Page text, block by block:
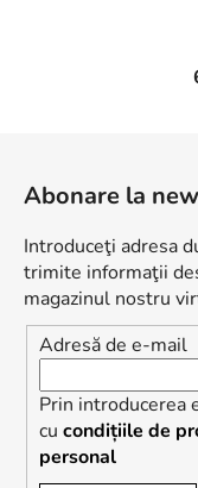
Abonare la
Introduceţi adresa
trimite informaţii
magazinul nostru
Adresă de e-mail
Prin introducerea
cu condițiile de
personal